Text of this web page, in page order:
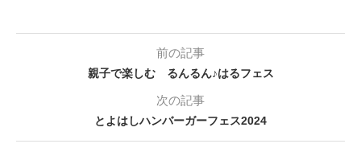
前の記事
親子で楽しむ るんるん♪はるフェス
次の記事
とよはしハンバーガーフェス2024